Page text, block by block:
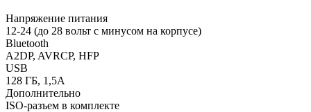
Напряжение питания
12-24 (до 28 вольт с минусом на корпусе)
Bluetooth
A2DP, AVRCP, HFP
USB
128 ГБ, 1,5А
Дополнительно
ISO-разъем в комплекте